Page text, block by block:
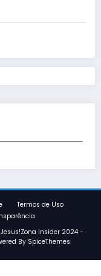
Termos de Uso
Insider 2024 -
By SpiceThemes